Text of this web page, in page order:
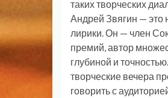
таких творческих
Андрей Звягин — это
лирики. Он — член
премий, автор
глубиной и
творческие вечера
говорить с